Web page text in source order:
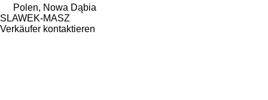
Polen, Nowa Dąbia
SLAWEK-MASZ
Verkäufer kontaktieren